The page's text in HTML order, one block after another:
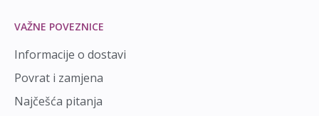
VAŽNE POVEZNICE
Informacije o dostavi
Povrat i zamjena
Najčešća pitanja